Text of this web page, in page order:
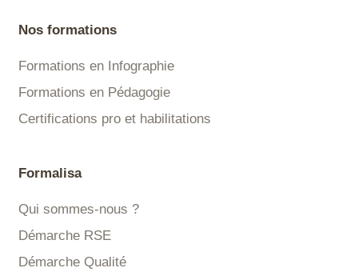
Nos formations
Formations en Infographie
Formations en Pédagogie
Certifications pro et habilitations
Formalisa
Qui sommes-nous ?
Démarche RSE
Démarche Qualité